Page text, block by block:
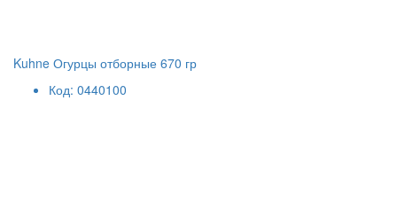
Kuhne Огурцы отборные 670 гр
Код: 0440100